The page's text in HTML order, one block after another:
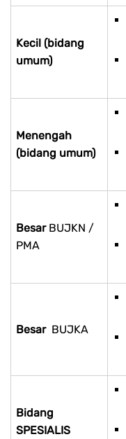
Kecil (bidang
umum)
Menengah
(bidang umum)
Besar BUJKN /
PMA
Besar BUJKA
Bidang
SPESIALIS